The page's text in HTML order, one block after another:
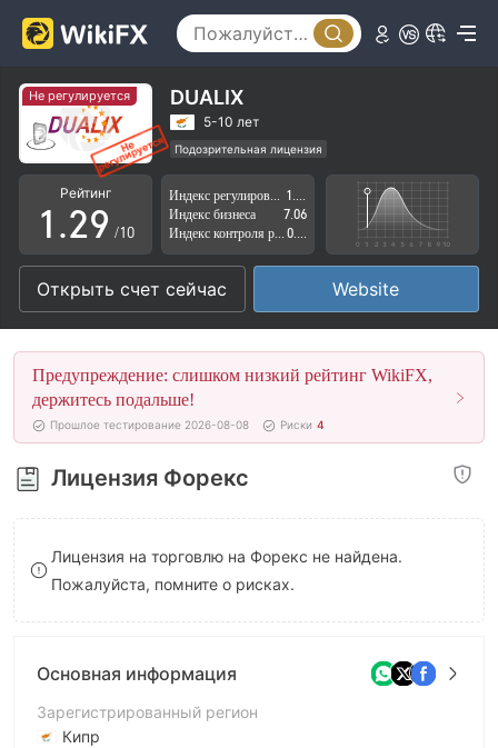
Не регулируется DUALIX
5-10 лет
Подозрительная лицензия
Регион деятельности подозрителен
КипрМаркет-Мейкинг (MM) распущен
Высокие потенциальные риски
Рейтинг
0
1
2
3
4
5
6
7
8
9
.
0
1
2
3
4
5
6
7
8
9
5
6
7
8
9 /10
Индекс бизнеса
7.06
Открыть счет сейчас Website
Предупреждение: слишком низкий рейтинг WikiFX,
держитесь подальше!
Прошлое тестирование 2026-08-08 Риски 4
Лицензия Форекс
Лицензия на торговлю на Форекс не найдена.
Пожалуйста, помните о рисках.
Основная информация
Зарегистрированный регион
Кипр